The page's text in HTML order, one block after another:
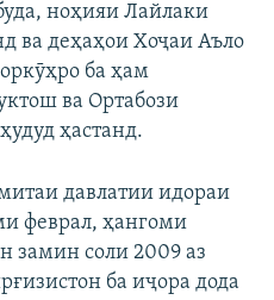
ноҳияи Лайлаки
ва деҳаҳои Хоҷаи Аъло
ба ҳам
ва Ортабози
ҳастанд.
давлатии идораи
феврал, ҳангоми
замин соли 2009 аз
ба иҷора дода